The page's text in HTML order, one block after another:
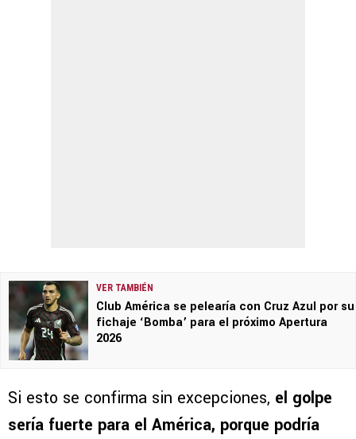
VER TAMBIÉN
Club América se pelearía con Cruz Azul por su
fichaje ‘Bomba’ para el próximo Apertura
2026
Si esto se confirma sin excepciones, el golpe
sería fuerte para el América, porque podría